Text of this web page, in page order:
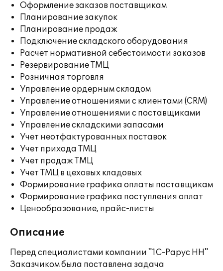
Оформление заказов поставщикам
Планирование закупок
Планирование продаж
Подключение складского оборудования
Расчет нормативной себестоимости заказов
Резервирование ТМЦ
Розничная торговля
Управление ордерным складом
Управление отношениями с клиентами (CRM)
Управление отношениями с поставщиками
Управление складскими запасами
Учет неотфактурованных поставок
Учет прихода ТМЦ
Учет продаж ТМЦ
Учет ТМЦ в цеховых кладовых
Формирование графика оплаты поставщикам
Формирование графика поступления оплат
Ценообразование, прайс-листы
Описание
Перед специалистами компании "1С-Рарус НН"
Заказчиком была поставлена задача